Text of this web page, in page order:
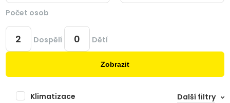
Počet osob
Dospělí Dětí
Zobrazit
Klimatizace
Další filtry